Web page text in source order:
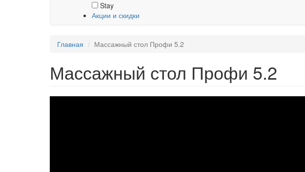
Stay
Акции и скидки
Главная Массажный стол Профи 5.2
Массажный стол Профи 5.2